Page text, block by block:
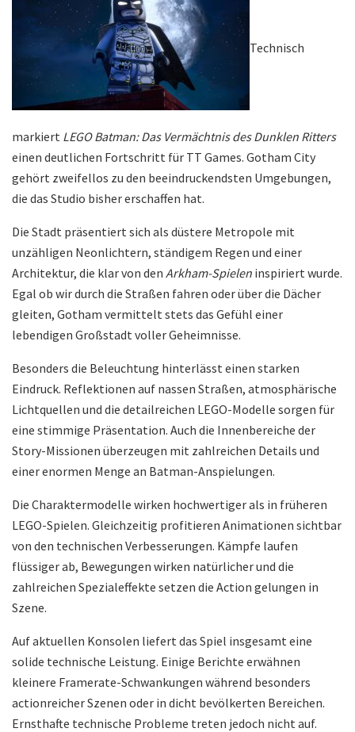
Technisch
markiert LEGO Batman: Das Vermächtnis des Dunklen Ritters
einen deutlichen Fortschritt für TT Games. Gotham City
gehört zweifellos zu den beeindruckendsten Umgebungen,
die das Studio bisher erschaffen hat.
Die Stadt präsentiert sich als düstere Metropole mit
unzähligen Neonlichtern, ständigem Regen und einer
Architektur, die klar von den Arkham-Spielen inspiriert wurde.
Egal ob wir durch die Straßen fahren oder über die Dächer
gleiten, Gotham vermittelt stets das Gefühl einer
lebendigen Großstadt voller Geheimnisse.
Besonders die Beleuchtung hinterlässt einen starken
Eindruck. Reflektionen auf nassen Straßen, atmosphärische
Lichtquellen und die detailreichen LEGO-Modelle sorgen für
eine stimmige Präsentation. Auch die Innenbereiche der
Story-Missionen überzeugen mit zahlreichen Details und
einer enormen Menge an Batman-Anspielungen.
Die Charaktermodelle wirken hochwertiger als in früheren
LEGO-Spielen. Gleichzeitig profitieren Animationen sichtbar
von den technischen Verbesserungen. Kämpfe laufen
flüssiger ab, Bewegungen wirken natürlicher und die
zahlreichen Spezialeffekte setzen die Action gelungen in
Szene.
Auf aktuellen Konsolen liefert das Spiel insgesamt eine
solide technische Leistung. Einige Berichte erwähnen
kleinere Framerate-Schwankungen während besonders
actionreicher Szenen oder in dicht bevölkerten Bereichen.
Ernsthafte technische Probleme treten jedoch nicht auf.